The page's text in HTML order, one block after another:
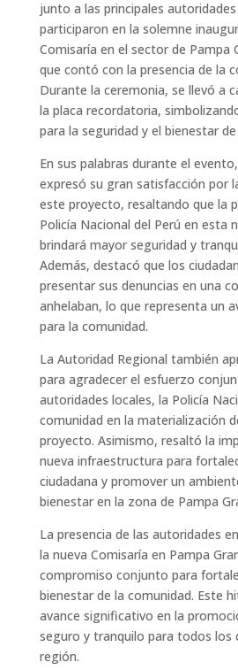
junto a las principales
participaron en la solemne
Comisaría en el sector de Pampa
que contó con la presencia de la
Durante la ceremonia, se llevó a
la placa recordatoria,
para la seguridad y el bienestar
En sus palabras durante el
expresó su gran satisfacción por
este proyecto, resaltando que la
Policía Nacional del Perú en esta
brindará mayor seguridad y
Además, destacó que los
presentar sus denuncias en una
anhelaban, lo que representa un
para la comunidad.
La Autoridad Regional también
para agradecer el esfuerzo
autoridades locales, la Policía
comunidad en la materialización
proyecto. Asimismo, resaltó la
nueva infraestructura para
ciudadana y promover un
bienestar en la zona de Pampa
La presencia de las autoridades
la nueva Comisaría en Pampa
compromiso conjunto para
bienestar de la comunidad. Este
avance significativo en la
seguro y tranquilo para todos los
región.